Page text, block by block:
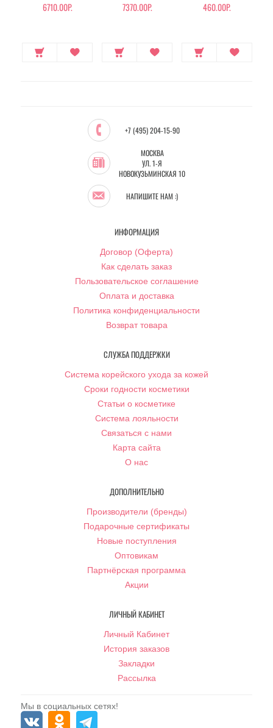
6710.00Р. 7370.00Р. 460.00Р.
+7 (495) 204-15-90
МОСКВА
УЛ. 1-Я
НОВОКУЗЬМИНСКАЯ 10
НАПИШИТЕ НАМ :)
ИНФОРМАЦИЯ
Договор (Оферта)
Как сделать заказ
Пользовательское соглашение
Оплата и доставка
Политика конфиденциальности
Возврат товара
СЛУЖБА ПОДДЕРЖКИ
Система корейского ухода за кожей
Сроки годности косметики
Статьи о косметике
Система лояльности
Связаться с нами
Карта сайта
О нас
ДОПОЛНИТЕЛЬНО
Производители (бренды)
Подарочные сертификаты
Новые поступления
Оптовикам
Партнёрская программа
Акции
ЛИЧНЫЙ КАБИНЕТ
Личный Кабинет
История заказов
Закладки
Рассылка
Мы в социальных сетях!